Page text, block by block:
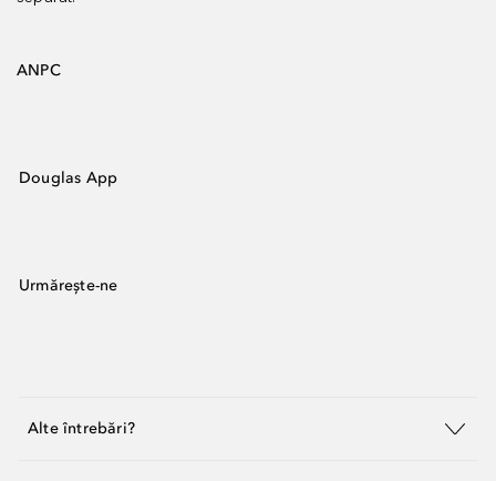
ANPC
Douglas App
Urmărește-ne
Alte întrebări?